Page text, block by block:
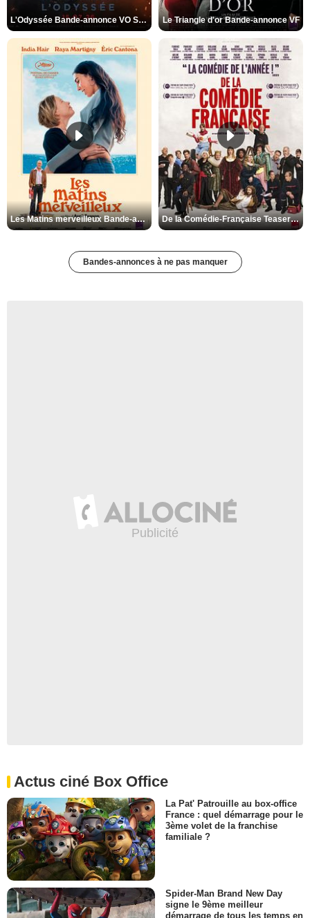
L'Odyssée Bande-annonce VO STFR Le Triangle d'or Bande-annonce VF
Les Matins merveilleux Bande-annonce VF De la Comédie-Française Teaser VF
Bandes-annonces à ne pas manquer
Actus ciné Box Office
La Pat' Patrouille au box-office
France : quel démarrage pour le
3ème volet de la franchise
familiale ?
Spider-Man Brand New Day
signe le 9ème meilleur
démarrage de tous les temps en